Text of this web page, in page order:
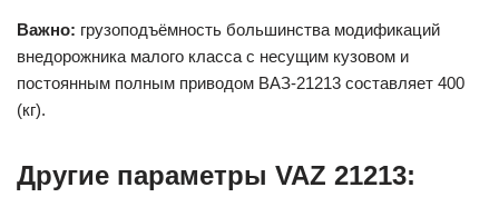
Важно: грузоподъёмность большинства модификаций
внедорожника малого класса с несущим кузовом и
постоянным полным приводом ВАЗ-21213 составляет 400
(кг).
Другие параметры VAZ 21213: